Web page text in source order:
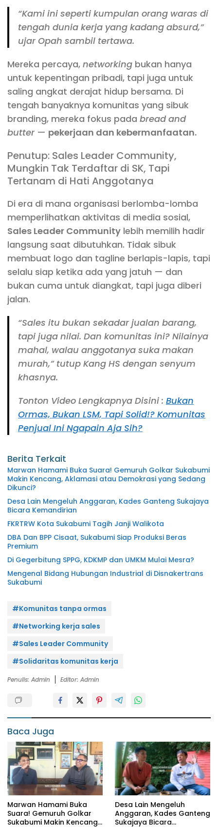
“Kami ini seperti kumpulan orang waras di
tengah dunia kerja yang kadang absurd,”
ujar Opah sambil tertawa.
Mereka percaya, networking bukan hanya
untuk kepentingan pribadi, tapi juga untuk
saling angkat derajat hidup bersama. Di
tengah banyaknya komunitas yang sibuk
branding, mereka fokus pada bread and
butter — pekerjaan dan kebermanfaatan.
Penutup: Sales Leader Community,
Mungkin Tak Terdaftar di SK, Tapi
Tertanam di Hati Anggotanya
Di era di mana organisasi berlomba-lomba
memperlihatkan aktivitas di media sosial,
Sales Leader Community lebih memilih hadir
langsung saat dibutuhkan. Tidak sibuk
membuat logo dan tagline berlapis-lapis, tapi
selalu siap ketika ada yang jatuh — dan
bukan cuma untuk diangkat, tapi juga diberi
jalan.
“Sales itu bukan sekadar jualan barang,
tapi juga nilai. Dan komunitas ini? Nilainya
mahal, walau anggotanya suka makan
murah,” tutup Kang HS dengan senyum
khasnya.
Tonton Video Lengkapnya Disini : Bukan
Ormas, Bukan LSM, Tapi Solid!? Komunitas
Penjual Ini Ngapain Aja Sih?
Berita Terkait
Marwan Hamami Buka Suara! Gemuruh Golkar Sukabumi
Makin Kencang, Aklamasi atau Demokrasi yang Sedang
Dikunci?
Desa Lain Mengeluh Anggaran, Kades Ganteng Sukajaya
Bicara Kemandirian
FKRTRW Kota Sukabumi Tagih Janji Walikota
DBA Dan BPP Cisaat, Sukabumi Siap Produksi Beras
Premium
Di Gegerbitung SPPG, KDKMP dan UMKM Mulai Mesra?
Mengenal Bidang Hubungan Industrial di Disnakertrans
Sukabumi
#Komunitas tanpa ormas
#Networking kerja sales
#Sales Leader Community
#Solidaritas komunitas kerja
Penulis: Admin Editor: Admin
Baca Juga
Marwan Hamami Buka
Suara! Gemuruh Golkar
Sukabumi Makin Kencang,
Desa Lain Mengeluh
Anggaran, Kades Ganteng
Sukajaya Bicara